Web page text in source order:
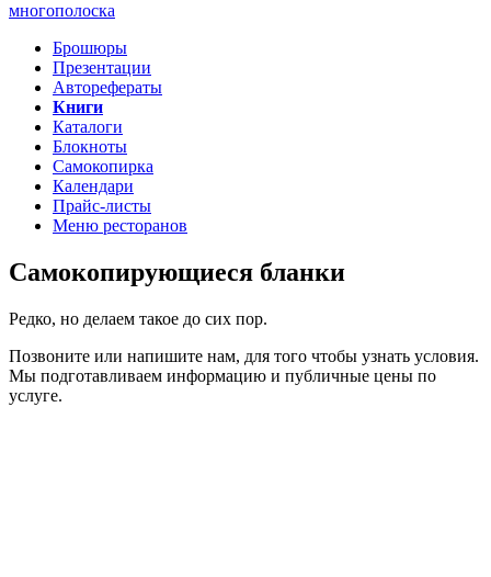
многополоска
Брошюры
Презентации
Авторефераты
Книги
Каталоги
Блокноты
Самокопирка
Календари
Прайс-листы
Меню ресторанов
Самокопирующиеся бланки
Редко, но делаем такое до сих пор.
Позвоните или напишите нам, для того чтобы узнать условия.
Мы подготавливаем информацию и публичные цены по
услуге.